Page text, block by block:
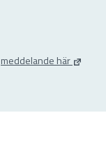
meddelande här